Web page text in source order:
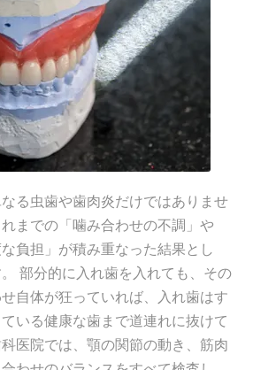
る虫歯や歯肉炎だけではありませ
までの「噛み合わせの不調」や
な負担」が積み重なった結果とし
部分的に入れ歯を入れても、その
自体が狂っていれば、入れ歯はす
いる健康な歯まで道連れに抜けて
医院では、顎の関節の動き、筋肉